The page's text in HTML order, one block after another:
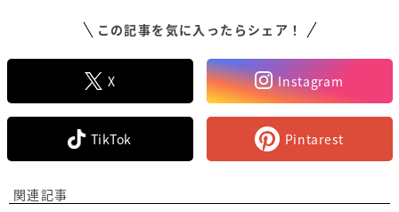
この記事を気に入ったらシェア！
X Instagram
TikTok Pintarest
関連記事